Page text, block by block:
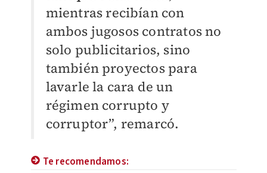
mientras recibían con
ambos jugosos contratos no
solo publicitarios, sino
también proyectos para
lavarle la cara de un
régimen corrupto y
corruptor”, remarcó.
Te recomendamos: